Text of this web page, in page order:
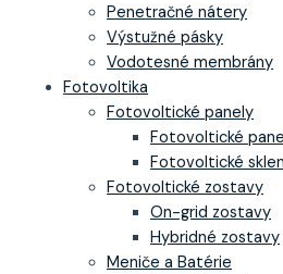
Penetračné nátery
Výstužné pásky
Vodotesné membrány
Fotovoltika
Fotovoltické panely
Fotovoltické
Fotovoltické
Fotovoltické zostavy
On-grid zostavy
Hybridné zostavy
Meniče a Batérie